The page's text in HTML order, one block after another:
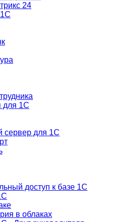
24
для 1С
сервер для 1С
доступ к базе 1С
в облаках